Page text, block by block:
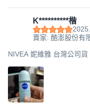
K**********楷
賣家: 酷澎股份有
NIVEA 妮維雅 台灣公司